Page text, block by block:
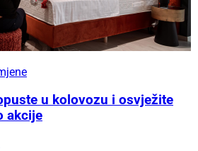
u kolovozu i osvježite
akcije